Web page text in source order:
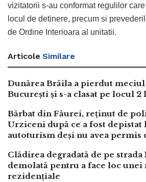
vizitatorii s-au conformat regulilor
locul de detinere, precum si
de Ordine Interioara al unitatii.
Articole Similare
Dunărea Brăila a pierdut meciul
București și s-a clasat pe locul 2
Bărbat din Făurei, reținut de
Urziceni după ce a fost
autoturism deși nu avea permis
Clădirea degradată de pe
demolată pentru a face loc
rezidențiale